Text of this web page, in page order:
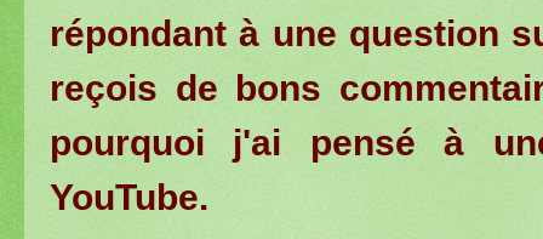
répondant à une question
reçois de bons
pourquoi j'ai pensé à
YouTube.